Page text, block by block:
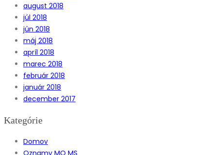
august 2018
júl 2018
jún 2018
máj 2018
apríl 2018
marec 2018
február 2018
január 2018
december 2017
Kategórie
Domov
Oznamy MO MS